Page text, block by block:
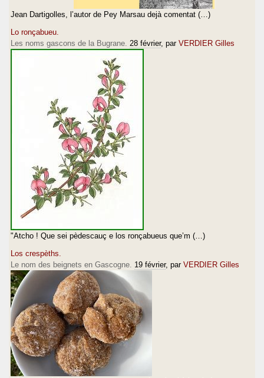
Jean Dartigolles, l’autor de Pey Marsau dejà comentat (…)
Lo ronçabueu.
Les noms gascons de la Bugrane. 28 février, par VERDIER Gilles
"Atcho ! Que sei pèdescauç e los ronçabueus que’m (…)
Los crespèths.
Le nom des beignets en Gascogne. 19 février, par VERDIER Gilles